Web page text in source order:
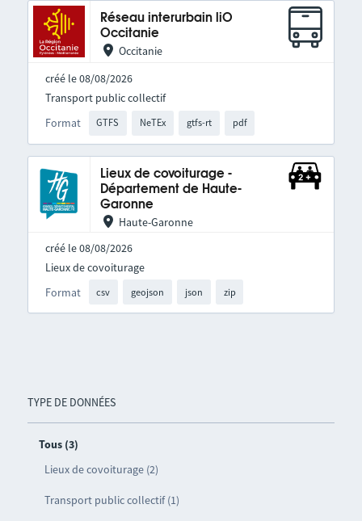
TYPE DE DONNÉES
Tous (3)
Lieux de covoiturage (2)
Transport public collectif (1)
Réseau interurbain liO
Occitanie
Occitanie
créé le 08/08/2026
Format GTFS NeTEx gtfs-rt pdf
Transport public collectif
Lieux de covoiturage -
Département de Haute-
Garonne
Haute-Garonne
créé le 08/08/2026
Format csv geojson json zip
Lieux de covoiturage